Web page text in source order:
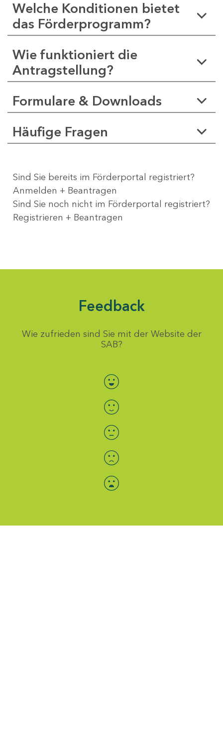
Welche Konditionen bietet
das Förderprogramm?
Wie funktioniert die
Antragstellung?
Formulare & Downloads
Häufige Fragen
Sind Sie bereits im Förderportal registriert?
Anmelden + Beantragen
Sind Sie noch nicht im Förderportal registriert?
Registrieren + Beantragen
Feedback
Wie zufrieden sind Sie mit der Website der
SAB?
Bewertung auswählen